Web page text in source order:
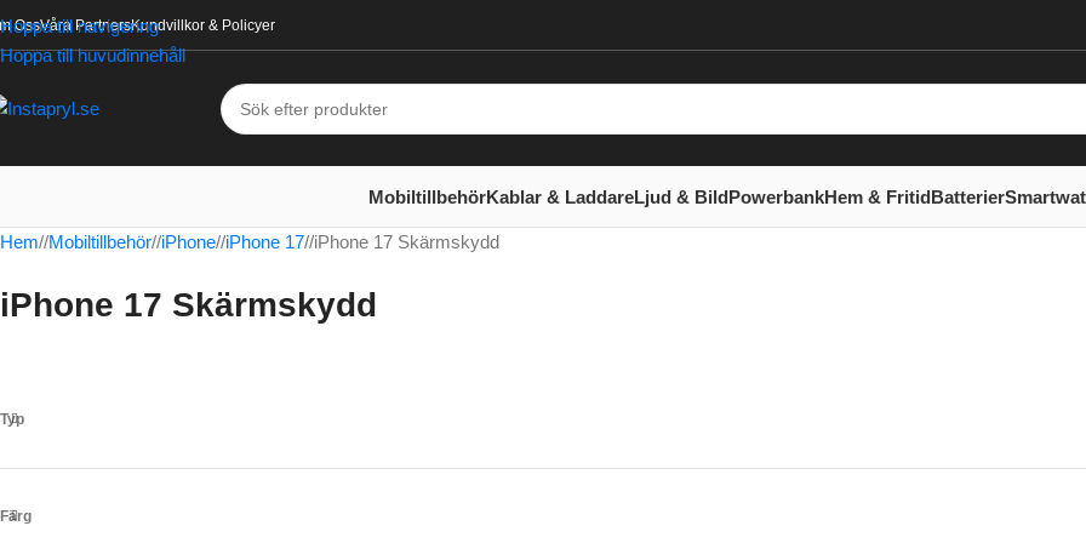
Hoppa till navigering
Hoppa till huvudinnehåll
OssVåra PartnersKundvillkor & Policyer
MobiltillbehörKablar & LaddareLjud & BildPowerbankHem & FritidBatterier
Hem/ Mobiltillbehör/ iPhone/ iPhone 17/ iPhone 17 Skärmskydd
iPhone 17 Skärmskydd
Typ
Färg